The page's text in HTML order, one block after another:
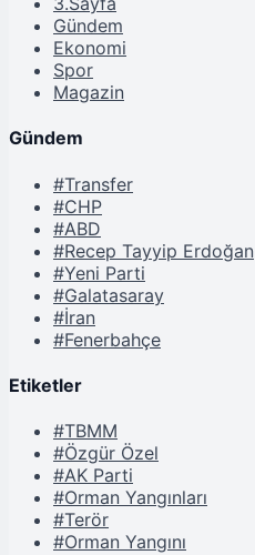
Gündem
Ekonomi
Spor
Magazin
Gündem
#Transfer
#CHP
#ABD
#Recep Tayyip Erdoğan
#Yeni Parti
#Galatasaray
#İran
#Fenerbahçe
Etiketler
#TBMM
#Özgür Özel
#AK Parti
#Orman Yangınları
#Terör
#Orman Yangını